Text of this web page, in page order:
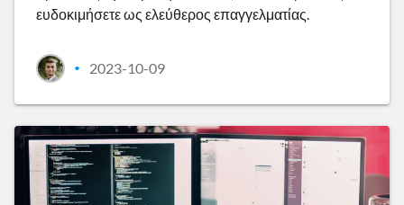
ευδοκιμήσετε ως ελεύθερος επαγγελματίας.
• 2023-10-09